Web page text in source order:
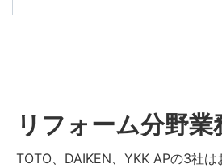
リフォーム分野業
TOTO、DAIKEN、YKK APの3社